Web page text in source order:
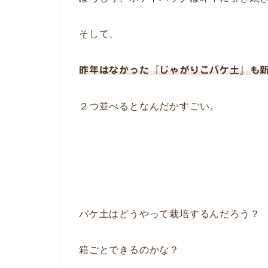
そして、
昨年はなかった『じゃがりこバケ土』も
２つ並べるとなんだかすごい。
バケ土はどうやって栽培するんだろう？
箱ごとできるのかな？